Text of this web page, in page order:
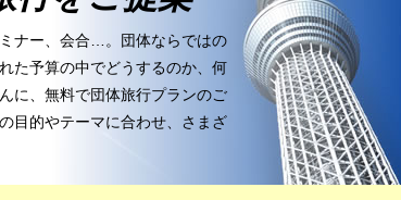
ナー、会合…。団体ならではの
た予算の中でどうするのか、何
に、無料で団体旅行プランのご
目的やテーマに合わせ、さまざ